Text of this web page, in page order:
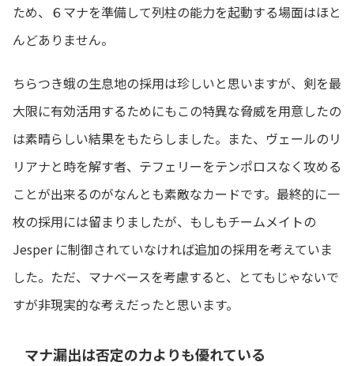
ため、６マナを準備して列柱の能力を起動する場面はほと
んどありません。
ちらつき蛾の生息地の採用は珍しいと思いますが、剣を最
大限に有効活用するためにもこの特異な脅威を用意したの
は素晴らしい結果をもたらしました。また、ヴェールのリ
リアナと時を解す者、テフェリーをテンポロスなく攻める
ことが出来るのがなんとも素敵なカードです。最終的に一
枚の採用には留まりましたが、もしもチームメイトの
Jesper に制御されていなければ追加の採用を考えていま
した。ただ、マナベースを考慮すると、とてもじゃないで
すが非現実的な考えだったと思います。
マナ漏出は否定の力よりも優れている